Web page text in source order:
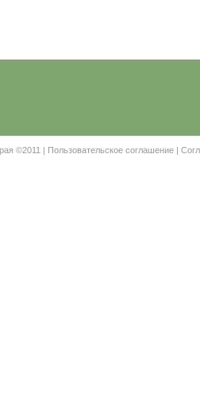
©2011 | Пользовательское соглашение |